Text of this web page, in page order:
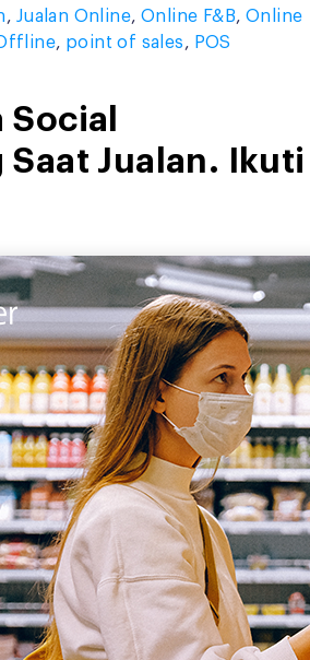
, Jualan Online,Online F&B,Online
, point of sales, POS
Social
Saat Jualan. Ikuti